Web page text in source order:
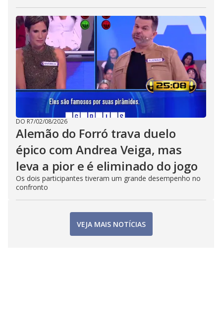
DO R7/02/08/2026
Alemão do Forró trava duelo
épico com Andrea Veiga, mas
leva a pior e é eliminado do jogo
Os dois participantes tiveram um grande desempenho no
confronto
VEJA MAIS NOTÍCIAS